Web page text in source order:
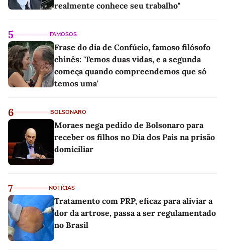
realmente conhece seu trabalho"
5 FAMOSOS
Frase do dia de Confúcio, famoso filósofo
chinês: 'Temos duas vidas, e a segunda
começa quando compreendemos que só
temos uma'
6 BOLSONARO
Moraes nega pedido de Bolsonaro para
receber os filhos no Dia dos Pais na prisão
domiciliar
7 NOTÍCIAS
Tratamento com PRP, eficaz para aliviar a
dor da artrose, passa a ser regulamentado
no Brasil